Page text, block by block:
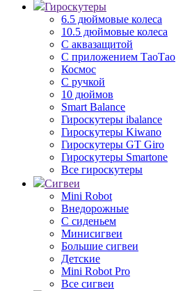
Гироскутеры
6.5 дюймовые колеса
10.5 дюймовые колеса
С аквазащитой
С приложением ТаоТао
Космос
С ручкой
10 дюймов
Smart Balance
Гироскутеры ibalance
Гироскутеры Kiwano
Гироскутеры GT Giro
Гироскутеры Smartone
Все гироскутеры
Сигвеи
Mini Robot
Внедорожные
С сиденьем
Минисигвеи
Большие сигвеи
Детские
Mini Robot Pro
Все сигвеи